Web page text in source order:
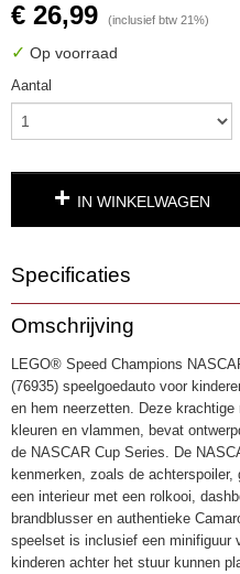
€ 26,99 (inclusief btw 21%)
✓ Op voorraad
Aantal
IN WINKELWAGEN
Specificaties
Productcode
4985
EAN code
5702017719719
Omschrijving
LEGO® Speed Champions
(76935) speelgoedauto voor
en hem neerzetten. Deze
kleuren en vlammen, bevat
de NASCAR Cup Series. De
kenmerken, zoals de
een interieur met een rolkooi,
brandblusser en authentieke
speelset is inclusief een minifiguur
kinderen achter het stuur kunnen